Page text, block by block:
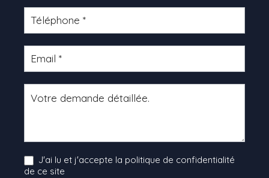
J'ai lu et j'accepte la politique de confidentialité
de ce site